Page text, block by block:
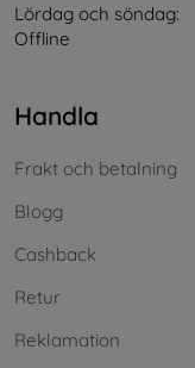
Lördag och söndag:
Offline
Handla
Frakt och betalning
Blogg
Cashback
Retur
Reklamation